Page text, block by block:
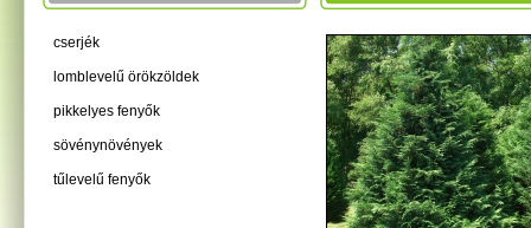
cserjék
lomblevelű örökzöldek
pikkelyes fenyők
sövénynövények
tűlevelű fenyők